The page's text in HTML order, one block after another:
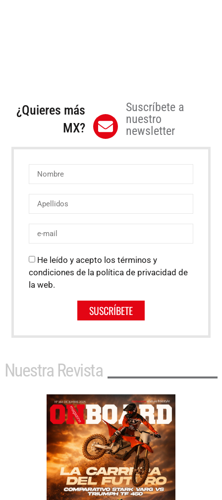
¿Quieres más
MX?
Suscríbete a
nuestro
newsletter
He leído y acepto los términos y
condiciones de la política de privacidad de
la web.
SUSCRÍBETE
Nuestra Revista